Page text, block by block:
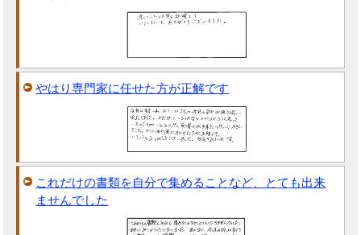
やはり専門家に任せた方が正解です
これだけの書類を自分で集めることなど、とても出来
ませんでした